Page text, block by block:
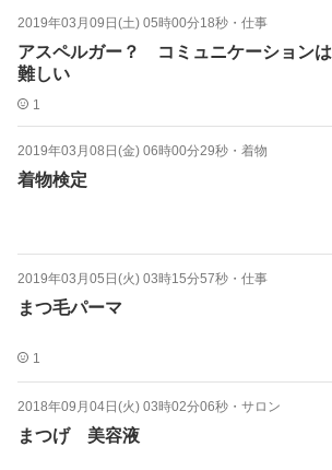
2019年03月09日(土) 05時00分18秒 ・ 仕事
アスペルガー？ コミュニケーションは
難しい
1
2019年03月08日(金) 06時00分29秒 ・ 着物
着物検定
2019年03月05日(火) 03時15分57秒 ・ 仕事
まつ毛パーマ
1
2018年09月04日(火) 03時02分06秒 ・ サロン
まつげ 美容液